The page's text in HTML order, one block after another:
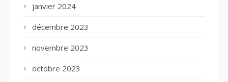
janvier 2024
décembre 2023
novembre 2023
octobre 2023